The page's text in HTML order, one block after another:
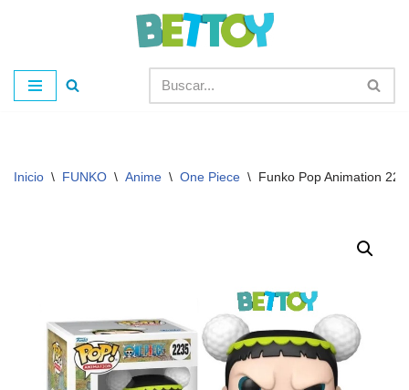
al
contenido
Inicio \ FUNKO \ Anime \ One Piece \ Funko Pop Animation